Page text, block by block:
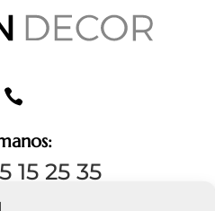

15 25 35